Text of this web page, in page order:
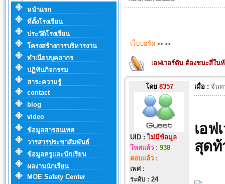
หน้าแรก
ที่ตั้งโรงเรียน
ประวัติโรงเรียน
โครงสร้างการบริหารงาน
ทำเนียบบุคลากร
ปฏิทินกิจกรรม
สาระความรู้
contact
blog
video
ข้อมูลสารสนเทศ
วารสารประชาสัมพันธ์
ข้อมูลครูและนักเรียน
ผลงานนักเรียน
MOE Safety Center
เว็บบอร์ด >> >>
เอฟเวอร์ตัน ต้องชนะสี่ใน
โดย 8357
UID :ไม่มีข้อมูล
โพสแล้ว: 938
ตอบแล้ว:
เพศ :
ระดับ : 24
เมื่อ : จันท
เอฟ
สุดท้